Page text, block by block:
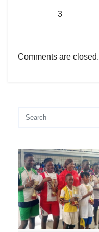
3
Comments are closed.